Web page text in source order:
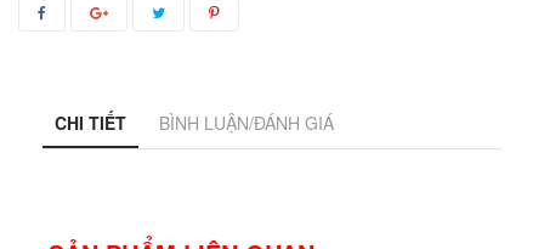
CHI TIẾT BÌNH LUẬN/ĐÁNH GIÁ